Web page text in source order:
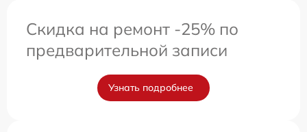
Скидка на ремонт -25% по
предварительной записи
Узнать подробнее